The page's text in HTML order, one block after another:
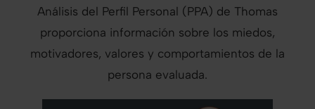
Análisis del Perfil Personal (PPA) de Thomas
proporciona información sobre los miedos,
motivadores, valores y comportamientos de la
persona evaluada.